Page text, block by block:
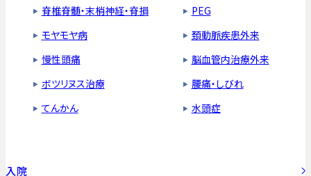
脊椎脊髄・末梢神経・脊損
モヤモヤ病
慢性頭痛
ボツリヌス治療
てんかん
PEG
頚動脈疾患外来
脳血管内治療外来
腰痛・しびれ
水頭症
入院